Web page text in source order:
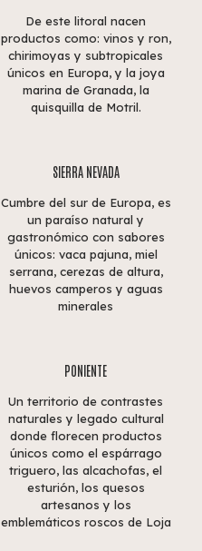
De este litoral nacen
productos como: vinos y ron,
chirimoyas y subtropicales
únicos en Europa, y la joya
marina de Granada, la
quisquilla de Motril.
SIERRA NEVADA
Cumbre del sur de Europa, es
un paraíso natural y
gastronómico con sabores
únicos: vaca pajuna, miel
serrana, cerezas de altura,
huevos camperos y aguas
minerales
PONIENTE
Un territorio de contrastes
naturales y legado cultural
donde florecen productos
únicos como el espárrago
triguero, las alcachofas, el
esturión, los quesos
artesanos y los
emblemáticos roscos de Loja